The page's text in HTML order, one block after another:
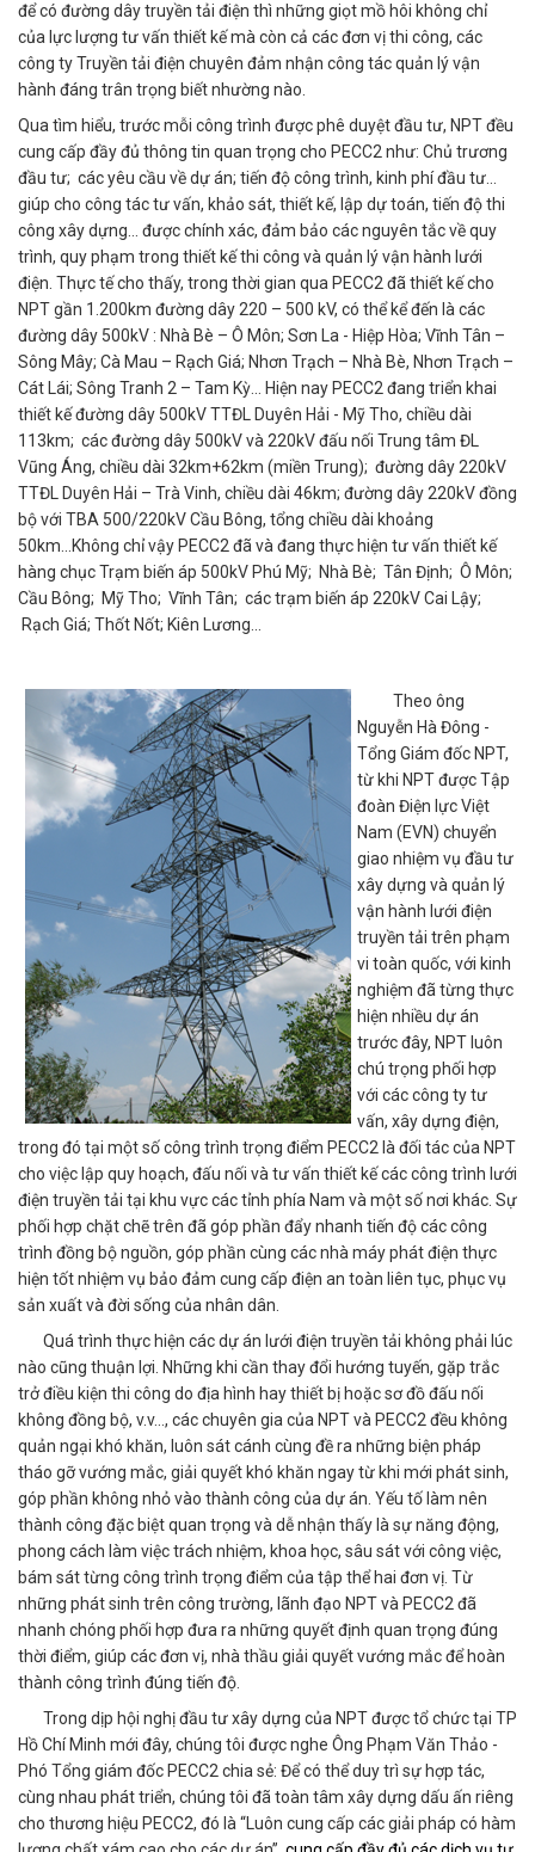
để có đường dây truyền tải điện thì những giọt mồ hôi không chỉ
của lực lượng tư vấn thiết kế mà còn cả các đơn vị thi công, các
công ty Truyền tải điện chuyên đảm nhận công tác quản lý vận
hành đáng trân trọng biết nhường nào.
Qua tìm hiểu, trước mỗi công trình được phê duyệt đầu tư, NPT đều
cung cấp đầy đủ thông tin quan trọng cho PECC2 như: Chủ trương
đầu tư; các yêu cầu về dự án; tiến độ công trình, kinh phí đầu tư…
giúp cho công tác tư vấn, khảo sát, thiết kế, lập dự toán, tiến độ thi
công xây dựng… được chính xác, đảm bảo các nguyên tắc về quy
trình, quy phạm trong thiết kế thi công và quản lý vận hành lưới
điện. Thực tế cho thấy, trong thời gian qua PECC2 đã thiết kế cho
NPT gần 1.200km đường dây 220 – 500 kV, có thể kể đến là các
đường dây 500kV : Nhà Bè – Ô Môn; Sơn La - Hiệp Hòa; Vĩnh Tân –
Sông Mây; Cà Mau – Rạch Giá; Nhơn Trạch – Nhà Bè, Nhơn Trạch –
Cát Lái; Sông Tranh 2 – Tam Kỳ... Hiện nay PECC2 đang triển khai
thiết kế đường dây 500kV TTĐL Duyên Hải - Mỹ Tho, chiều dài
113km; các đường dây 500kV và 220kV đấu nối Trung tâm ĐL
Vũng Áng, chiều dài 32km+62km (miền Trung); đường dây 220kV
TTĐL Duyên Hải – Trà Vinh, chiều dài 46km; đường dây 220kV đồng
bộ với TBA 500/220kV Cầu Bông, tổng chiều dài khoảng
50km...Không chỉ vậy PECC2 đã và đang thực hiện tư vấn thiết kế
hàng chục Trạm biến áp 500kV Phú Mỹ; Nhà Bè; Tân Định; Ô Môn;
Cầu Bông; Mỹ Tho; Vĩnh Tân; các trạm biến áp 220kV Cai Lậy;
Rạch Giá; Thốt Nốt; Kiên Lương...
Theo ông
Nguyễn Hà Đông -
Tổng Giám đốc NPT,
từ khi NPT được Tập
đoàn Điện lực Việt
Nam (EVN) chuyển
giao nhiệm vụ đầu tư
xây dựng và quản lý
vận hành lưới điện
truyền tải trên phạm
vi toàn quốc, với kinh
nghiệm đã từng thực
hiện nhiều dự án
trước đây, NPT luôn
chú trọng phối hợp
với các công ty tư
vấn, xây dựng điện,
trong đó tại một số công trình trọng điểm PECC2 là đối tác của NPT
cho việc lập quy hoạch, đấu nối và tư vấn thiết kế các công trình lưới
điện truyền tải tại khu vực các tỉnh phía Nam và một số nơi khác. Sự
phối hợp chặt chẽ trên đã góp phần đẩy nhanh tiến độ các công
trình đồng bộ nguồn, góp phần cùng các nhà máy phát điện thực
hiện tốt nhiệm vụ bảo đảm cung cấp điện an toàn liên tục, phục vụ
sản xuất và đời sống của nhân dân.
Quá trình thực hiện các dự án lưới điện truyền tải không phải lúc
nào cũng thuận lợi. Những khi cần thay đổi hướng tuyến, gặp trắc
trở điều kiện thi công do địa hình hay thiết bị hoặc sơ đồ đấu nối
không đồng bộ, v.v…, các chuyên gia của NPT và PECC2 đều không
quản ngại khó khăn, luôn sát cánh cùng đề ra những biện pháp
tháo gỡ vướng mắc, giải quyết khó khăn ngay từ khi mới phát sinh,
góp phần không nhỏ vào thành công của dự án. Yếu tố làm nên
thành công đặc biệt quan trọng và dễ nhận thấy là sự năng động,
phong cách làm việc trách nhiệm, khoa học, sâu sát với công việc,
bám sát từng công trình trọng điểm của tập thể hai đơn vị. Từ
những phát sinh trên công trường, lãnh đạo NPT và PECC2 đã
nhanh chóng phối hợp đưa ra những quyết định quan trọng đúng
thời điểm, giúp các đơn vị, nhà thầu giải quyết vướng mắc để hoàn
thành công trình đúng tiến độ.
Trong dịp hội nghị đầu tư xây dựng của NPT được tổ chức tại TP
Hồ Chí Minh mới đây, chúng tôi được nghe Ông Phạm Văn Thảo -
Phó Tổng giám đốc PECC2 chia sẻ: Để có thể duy trì sự hợp tác,
cùng nhau phát triển, chúng tôi đã toàn tâm xây dựng dấu ấn riêng
cho thương hiệu PECC2, đó là “Luôn cung cấp các giải pháp có hàm